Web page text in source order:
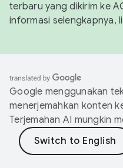
terbaru yang dikirim ke
informasi selengkapnya,
Google menggunakan
menerjemahkan konten
Terjemahan AI mungkin